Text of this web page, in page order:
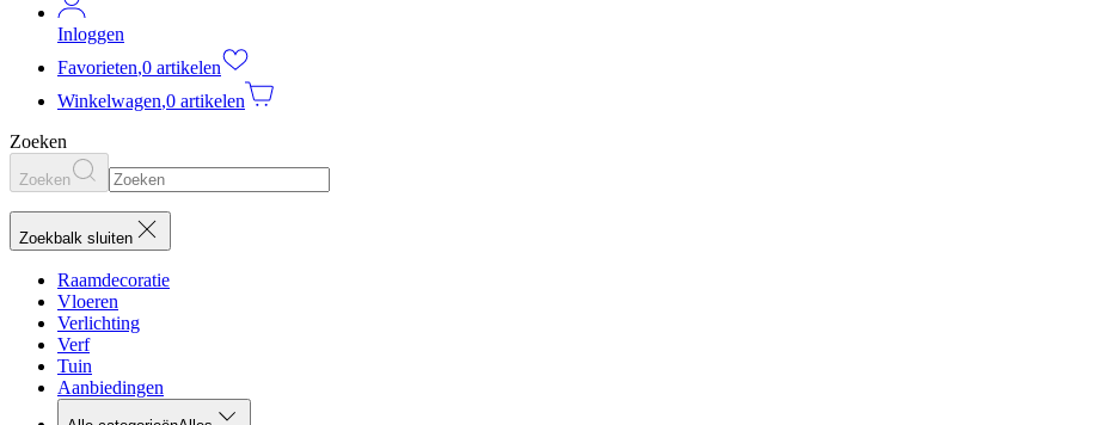
Inloggen
Favorieten,0 artikelen
Winkelwagen,0 artikelen
Zoeken
Zoeken
Zoekbalk sluiten
Raamdecoratie
Vloeren
Verlichting
Verf
Tuin
Aanbiedingen